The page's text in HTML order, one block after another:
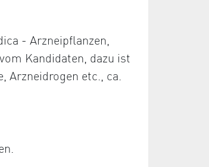
- Arzneipflanzen,
Kandidaten, dazu ist
etc., ca.